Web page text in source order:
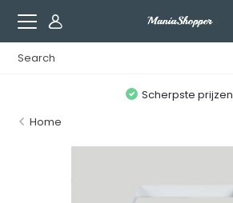
Scherpste prijzen
Home